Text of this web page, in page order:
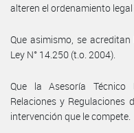
alteren el ordenamiento legal
Que asimismo, se
Ley N° 14.250 (t.o. 2004).
Que la Asesoría
Relaciones y Regulaciones
intervención que le compete.